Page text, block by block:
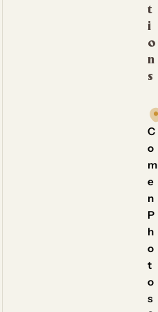
t
i
o
n
s
C
o
m
e
n
P
h
o
t
o
s